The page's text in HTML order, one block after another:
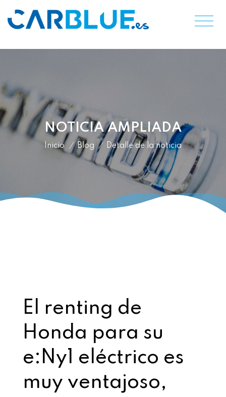
NOTICIA AMPLIADA
Inicio / Blog / Detalle de la noticia
El renting de
Honda para su
e:Ny1 eléctrico es
muy ventajoso,